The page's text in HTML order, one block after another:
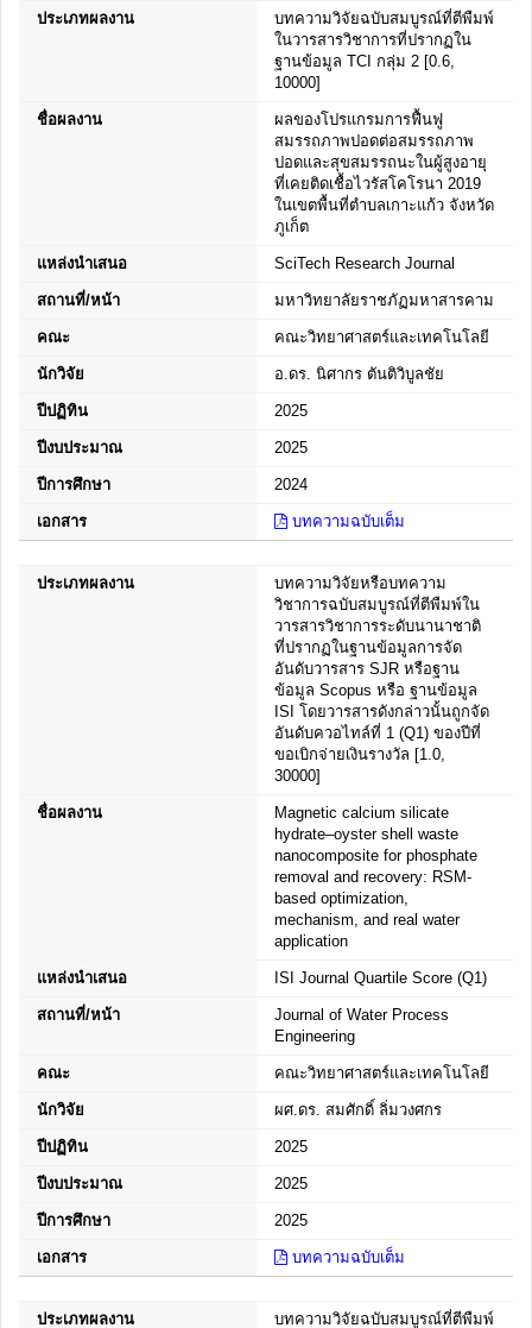
ประเภทผลงาน
บทความวิจัยฉบับสมบูรณ์ที่ตีพืมพ์
ในวารสารวิชาการที่ปรากฏใน
ฐานข้อมูล TCI กลุ่ม 2 [0.6,
10000]
ชื่อผลงาน
ผลของโปรแกรมการฟื้นฟู
สมรรถภาพปอดต่อสมรรถภาพ
ปอดและสุขสมรรถนะในผู้สูงอายุ
ที่เคยติดเชื้อไวรัสโคโรนา 2019
ในเขตพื้นที่ตำบลเกาะแก้ว จังหวัด
ภูเก็ต
แหล่งนำเสนอ SciTech Research Journal
สถานที่/หน้า มหาวิทยาลัยราชภัฏมหาสารคาม
คณะ คณะวิทยาศาสตร์และเทคโนโลยี
นักวิจัย อ.ดร. นิศากร ตันติวิบูลชัย
ปีปฏิทิน 2025
ปีงบประมาณ 2025
ปีการศึกษา 2024
เอกสาร บทความฉบับเต็ม
ประเภทผลงาน
บทความวิจัยหรือบทความ
วิชาการฉบับสมบูรณ์ที่ตีพืมพ์ใน
วารสารวิชาการระดับนานาชาติ
ที่ปรากฏในฐานข้อมูลการจัด
อันดับวารสาร SJR หรือฐาน
ข้อมูล Scopus หรือ ฐานข้อมูล
ISI โดยวารสารดังกล่าวนั้นถูกจัด
อันดับควอไทล์ที่ 1 (Q1) ของปีที่
ขอเบิกจ่ายเงินรางวัล [1.0,
30000]
ชื่อผลงาน
Magnetic calcium silicate
hydrate–oyster shell waste
nanocomposite for phosphate
removal and recovery: RSM-
based optimization,
mechanism, and real water
application
แหล่งนำเสนอ ISI Journal Quartile Score (Q1)
สถานที่/หน้า
Journal of Water Process
Engineering
คณะ คณะวิทยาศาสตร์และเทคโนโลยี
นักวิจัย ผศ.ดร. สมศักดิ์ ลิ่มวงศกร
ปีปฏิทิน 2025
ปีงบประมาณ 2025
ปีการศึกษา 2025
เอกสาร บทความฉบับเต็ม
ประเภทผลงาน
บทความวิจัยฉบับสมบูรณ์ที่ตีพืมพ์